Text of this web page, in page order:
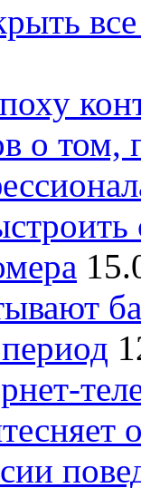
о том,